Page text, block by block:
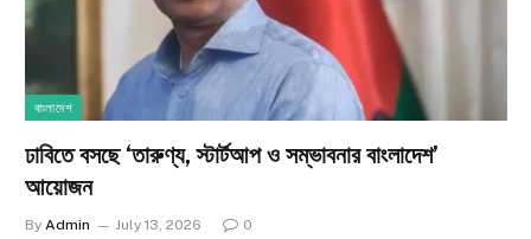
বাংলাদেশ
ঢাবিতে বসছে ‘তারুণ্য, স্টার্টআপ ও সম্ভাবনার বাংলাদেশ’
আয়োজন
By Admin July 13, 2026 0